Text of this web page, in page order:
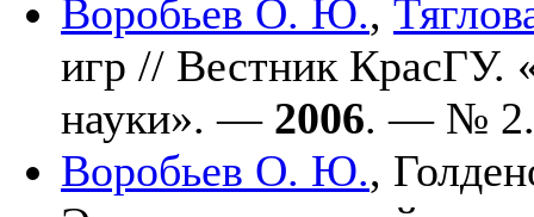
Воробьев О. Ю.,
игр // Вестник КрасГУ.
науки». — 2006. — №
Воробьев О. Ю.,